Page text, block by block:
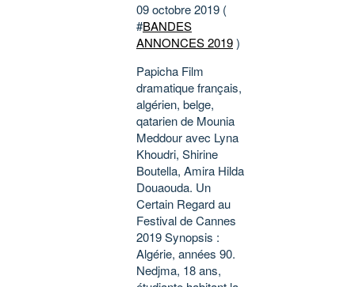
09 octobre 2019 (
#BANDES
ANNONCES 2019)
Papicha Film
dramatique français,
algérien, belge,
qatarien de Mounia
Meddour avec Lyna
Khoudri, Shirine
Boutella, Amira Hilda
Douaouda. Un
Certain Regard au
Festival de Cannes
2019 Synopsis :
Algérie, années 90.
Nedjma, 18 ans,